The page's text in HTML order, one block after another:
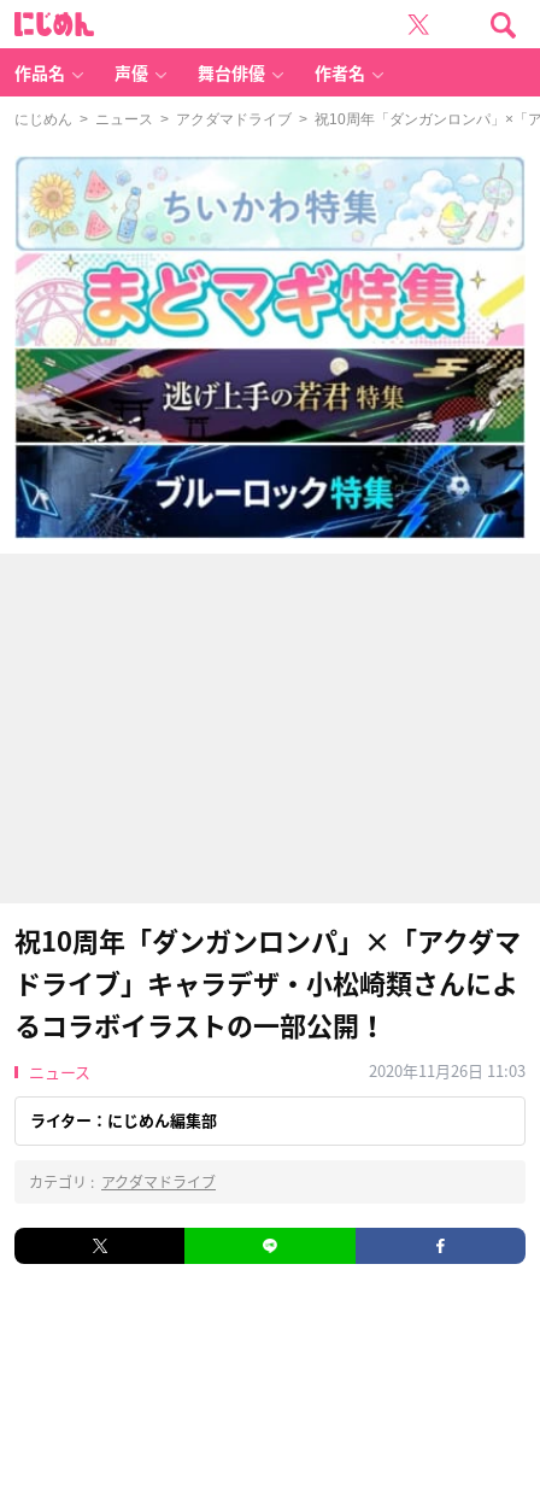
作品名 声優 舞台俳優 作者名
にじめん > ニュース > アクダマドライブ > 祝10周年「ダンガンロンパ」×「
祝10周年「ダンガンロンパ」×「アクダマ
ドライブ」キャラデザ・小松崎類さんによ
るコラボイラストの一部公開！
ニュース 2020年11月26日 11:03
ライター：にじめん編集部
カテゴリ : アクダマドライブ